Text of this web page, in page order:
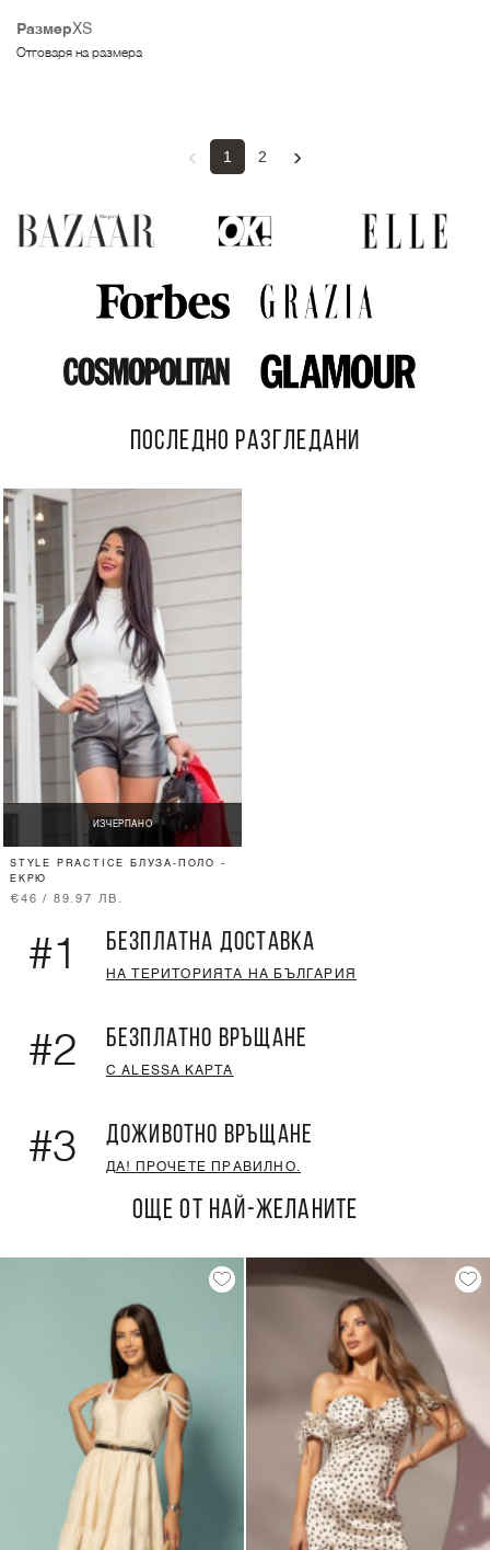
РазмерXS
Отговаря на размера
‹ 1 2 ›
ПОСЛЕДНО РАЗГЛЕДАНИ
ИЗЧЕРПАНО
STYLE PRACTICE БЛУЗА-ПОЛО -
ЕКРЮ
€46 / 89.97 ЛВ.
#1 БЕЗПЛАТНА ДОСТАВКА
НА ТЕРИТОРИЯТА НА БЪЛГАРИЯ
#2 БЕЗПЛАТНО ВРЪЩАНЕ
С ALESSA КАРТА
#3 ДОЖИВОТНО ВРЪЩАНЕ
ДА! ПРОЧЕТЕ ПРАВИЛНО.
ОЩЕ ОТ НАЙ-ЖЕЛАНИТЕ